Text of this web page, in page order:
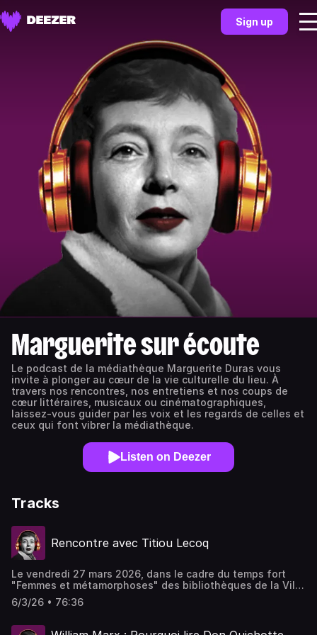
Sign up
Marguerite sur écoute
Le podcast de la médiathèque Marguerite Duras vous
invite à plonger au cœur de la vie culturelle du lieu. À
travers nos rencontres, nos entretiens et nos coups de
cœur littéraires, musicaux ou cinématographiques,
laissez-vous guider par les voix et les regards de celles et
ceux qui font vibrer la médiathèque.
Listen on Deezer
Tracks
Rencontre avec Titiou Lecoq
Le vendredi 27 mars 2026, dans le cadre du temps fort
"Femmes et métamorphoses" des bibliothèques de la Ville
de Paris, l’essayiste, journaliste et romancière Titiou
Lecoq a participé à une rencontre consacrée à son
revenait aussi sur son dernier ouvrage, " La Vie ressemble
6/3/26 • 76:36